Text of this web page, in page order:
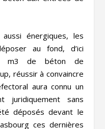
aussi énergiques, les
au fond, d’ici
m3 de béton de
réussir à convaincre
aura connu un
juridiquement sans
déposés devant le
ces dernières